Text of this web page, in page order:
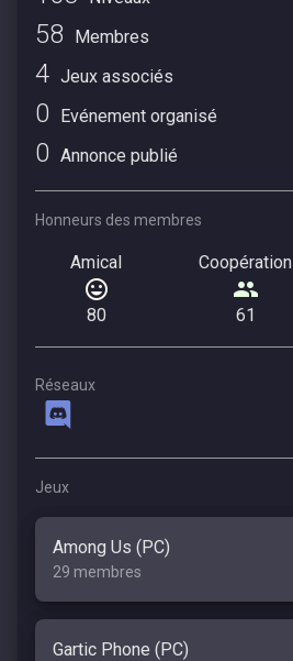
58 Membres
4 Jeux associés
0 Evénement organisé
0 Annonce publié
Honneurs des membres
Amical
80
Coopération
61
Réseaux
Jeux
Among Us (PC)
29 membres
Gartic Phone (PC)